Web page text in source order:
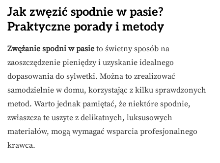
Jak zwęzić spodnie w pasie?
Praktyczne porady i metody
Zwężanie spodni w pasie to świetny sposób na
zaoszczędzenie pieniędzy i uzyskanie idealnego
dopasowania do sylwetki. Można to zrealizować
samodzielnie w domu, korzystając z kilku sprawdzonych
metod. Warto jednak pamiętać, że niektóre spodnie,
zwłaszcza te uszyte z delikatnych, luksusowych
materiałów, mogą wymagać wsparcia profesjonalnego
krawca.